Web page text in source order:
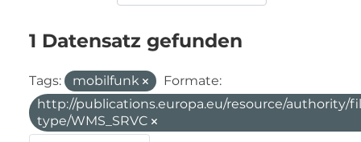
1 Datensatz gefunden
Tags: mobilfunk
Formate:
http://publications.europa.eu/resource/authority/
type/WMS_SRVC